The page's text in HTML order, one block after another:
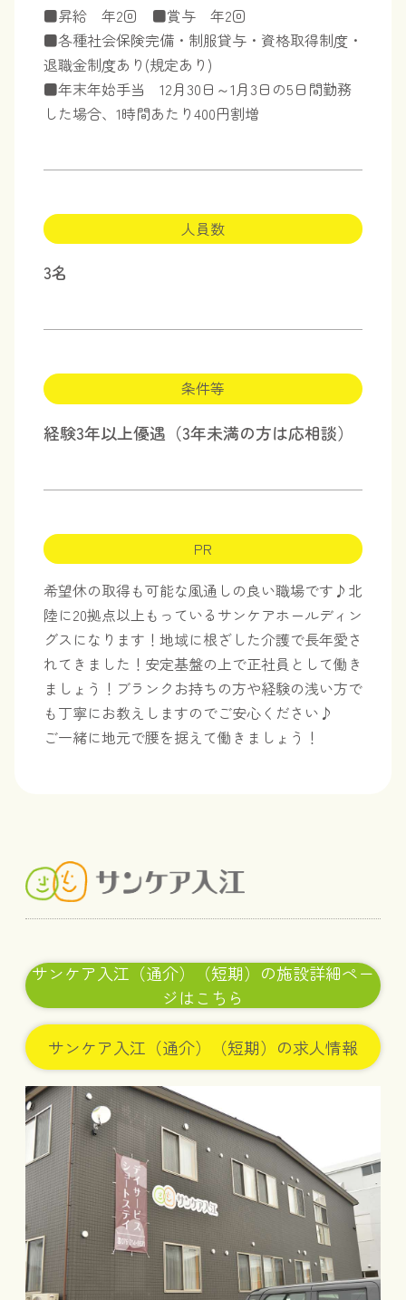
■昇給 年2回 ■賞与 年2回
■各種社会保険完備・制服貸与・資格取得制度・
退職金制度あり(規定あり)
■年末年始手当 12月30日～1月3日の5日間勤務
した場合、1時間あたり400円割増
人員数
3名
条件等
経験3年以上優遇（3年未満の方は応相談）
PR
希望休の取得も可能な風通しの良い職場です♪北
陸に20拠点以上もっているサンケアホールディン
グスになります！地域に根ざした介護で長年愛さ
れてきました！安定基盤の上で正社員として働き
ましょう！ブランクお持ちの方や経験の浅い方で
も丁寧にお教えしますのでご安心ください♪
ご一緒に地元で腰を据えて働きましょう！
サンケア入江（通介）（短期）の施設詳細ペー
ジはこちら
サンケア入江（通介）（短期）の求人情報